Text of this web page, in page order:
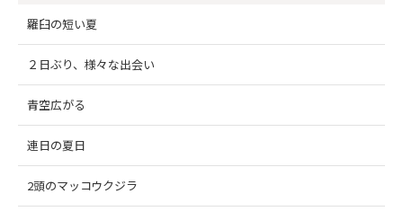
羅臼の短い夏
２日ぶり、様々な出会い
青空広がる
連日の夏日
2頭のマッコウクジラ